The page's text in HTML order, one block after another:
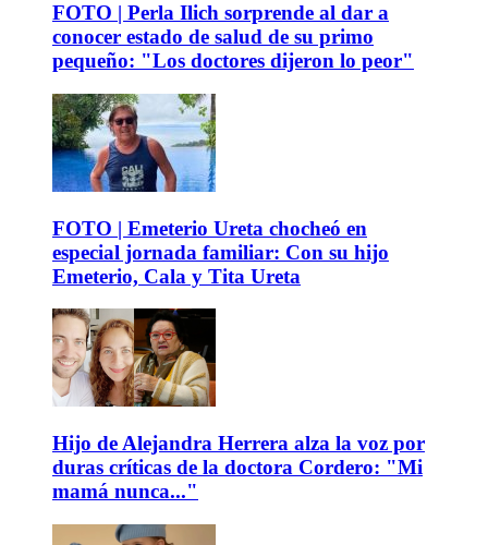
FOTO | Perla Ilich sorprende al dar a
conocer estado de salud de su primo
pequeño: "Los doctores dijeron lo peor"
FOTO | Emeterio Ureta chocheó en
especial jornada familiar: Con su hijo
Emeterio, Cala y Tita Ureta
Hijo de Alejandra Herrera alza la voz por
duras críticas de la doctora Cordero: "Mi
mamá nunca..."